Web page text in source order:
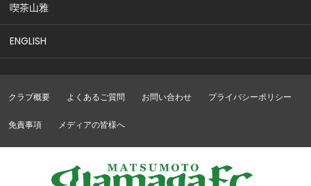
喫茶山雅
ENGLISH
クラブ概要 よくあるご質問 お問い合わせ プライバシーポリシー
免責事項 メディアの皆様へ